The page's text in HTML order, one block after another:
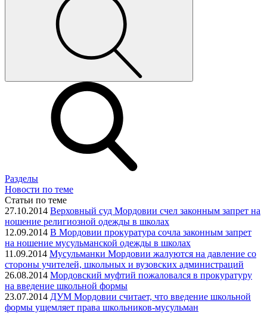
Разделы
Новости по теме
Статьи по теме
27.10.2014 Верховный суд Мордовии счел законным запрет на
ношение религиозной одежды в школах
12.09.2014 В Мордовии прокуратура сочла законным запрет
на ношение мусульманской одежды в школах
11.09.2014 Мусульманки Мордовии жалуются на давление со
стороны учителей, школьных и вузовских администраций
26.08.2014 Мордовский муфтий пожаловался в прокуратуру
на введение школьной формы
23.07.2014 ДУМ Мордовии считает, что введение школьной
формы ущемляет права школьников-мусульман